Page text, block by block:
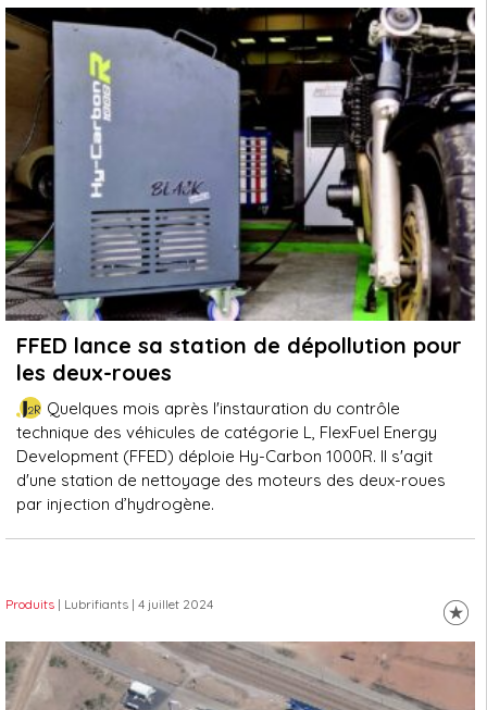
FFED lance sa station de dépollution pour
les deux-roues
Quelques mois après l'instauration du contrôle
technique des véhicules de catégorie L, FlexFuel Energy
Development (FFED) déploie Hy-Carbon 1000R. Il s'agit
d'une station de nettoyage des moteurs des deux-roues
par injection d’hydrogène.
Produits | Lubrifiants | 4 juillet 2024